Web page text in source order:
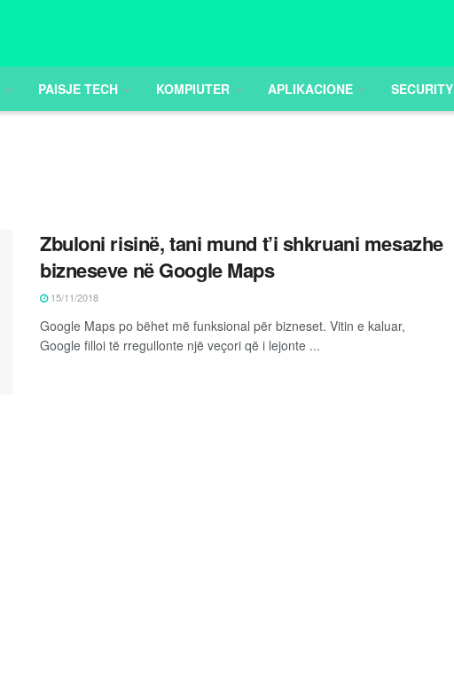
PAISJE TECH KOMPIUTER APLIKACIONE SECURITY
Zbuloni risinë, tani mund t’i shkruani mesazhe
bizneseve në Google Maps
15/11/2018
Google Maps po bëhet më funksional për bizneset. Vitin e kaluar,
Google filloi të rregullonte një veçori që i lejonte ...